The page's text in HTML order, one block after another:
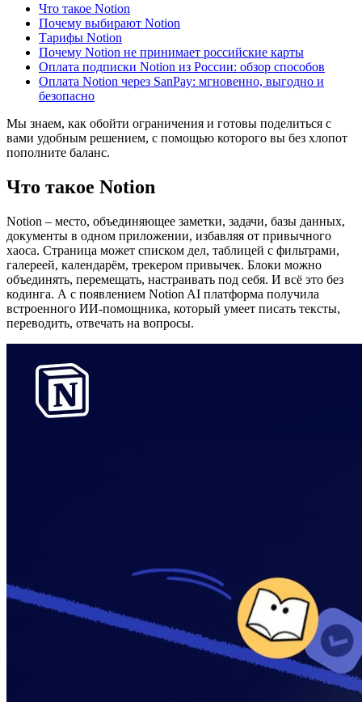
Что такое Notion
Почему выбирают Notion
Тарифы Notion
Почему Notion не принимает российские карты
Оплата подписки Notion из России: обзор способов
Оплата Notion через SanPay: мгновенно, выгодно и
безопасно
Мы знаем, как обойти ограничения и готовы поделиться с
вами удобным решением, с помощью которого вы без хлопот
пополните баланс.
Что такое Notion
Notion – место, объединяющее заметки, задачи, базы данных,
документы в одном приложении, избавляя от привычного
хаоса. Страница может списком дел, таблицей с фильтрами,
галереей, календарём, трекером привычек. Блоки можно
объединять, перемещать, настраивать под себя. И всё это без
кодинга. А с появлением Notion AI платформа получила
встроенного ИИ-помощника, который умеет писать тексты,
переводить, отвечать на вопросы.